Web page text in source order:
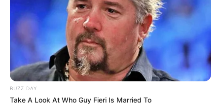
BUZZ DAY
Take A Look At Who Guy Fieri Is Married To